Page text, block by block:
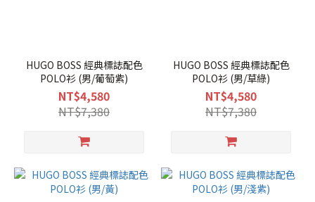
HUGO BOSS 經典標誌配色
POLO衫 (男/葡萄紫)
NT$4,580
NT$7,380
HUGO BOSS 經典標誌配色
POLO衫 (男/草綠)
NT$4,580
NT$7,380